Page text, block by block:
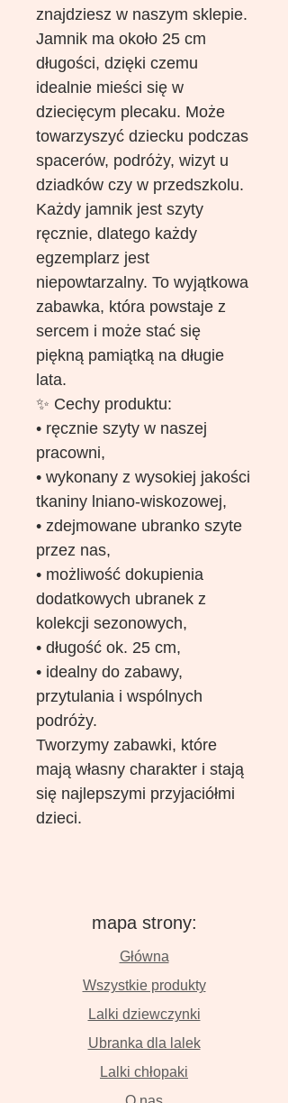
znajdziesz w naszym sklepie.
Jamnik ma około 25 cm
długości, dzięki czemu
idealnie mieści się w
dziecięcym plecaku. Może
towarzyszyć dziecku podczas
spacerów, podróży, wizyt u
dziadków czy w przedszkolu.
Każdy jamnik jest szyty
ręcznie, dlatego każdy
egzemplarz jest
niepowtarzalny. To wyjątkowa
zabawka, która powstaje z
sercem i może stać się
piękną pamiątką na długie
lata.
✨ Cechy produktu:
• ręcznie szyty w naszej
pracowni,
• wykonany z wysokiej jakości
tkaniny lniano-wiskozowej,
• zdejmowane ubranko szyte
przez nas,
• możliwość dokupienia
dodatkowych ubranek z
kolekcji sezonowych,
• długość ok. 25 cm,
• idealny do zabawy,
przytulania i wspólnych
podróży.
Tworzymy zabawki, które
mają własny charakter i stają
się najlepszymi przyjaciółmi
dzieci.
mapa strony:
Główna
Wszystkie produkty
Lalki dziewczynki
Ubranka dla lalek
Lalki chłopaki